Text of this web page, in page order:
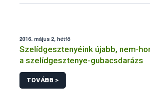
intézhető közhatalmi eljárásaihoz
2016. május 2, hétfő
Szelídgesztenyéink újabb, nem-
a szelídgesztenye-gubacsdarázs
TOVÁBB >